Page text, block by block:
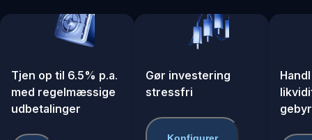
Tjen op til 6.5% p.a.
med regelmæssige
udbetalinger
Gør investering
stressfri
Konfigurer